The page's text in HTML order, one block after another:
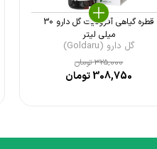
قطره گیاهی آفرودیت گل دارو 30
میلی لیتر
گل دارو (Goldaru)
325,000تومان
308,750تومان